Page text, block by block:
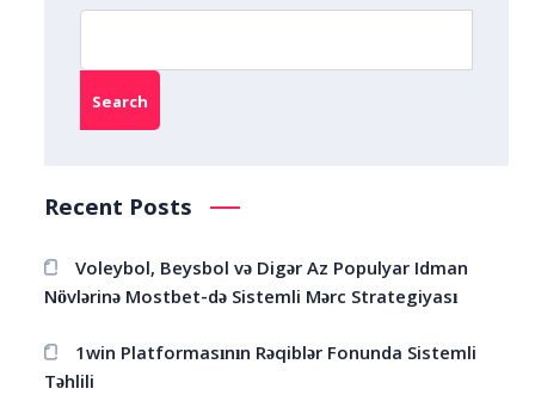
Search
Recent Posts
Voleybol, Beysbol və Digər Az Populyar Idman
Növlərinə Mostbet-də Sistemli Mərc Strategiyası
1win Platformasının Rəqiblər Fonunda Sistemli
Təhlili